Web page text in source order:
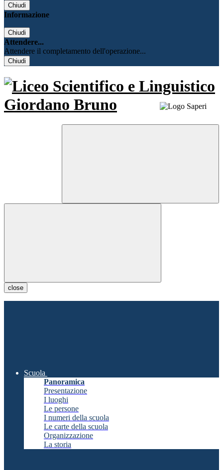
Chiudi
Informazione
Chiudi
Attendere...
Attendere il completamento dell'operazione...
Chiudi
close
Scuola
Panoramica
Presentazione
I luoghi
Le persone
I numeri della scuola
Le carte della scuola
Organizzazione
La storia